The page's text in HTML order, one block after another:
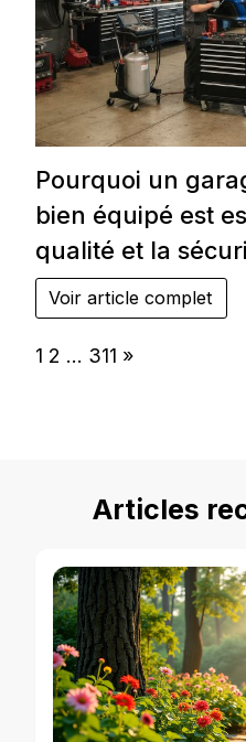
Pourquoi un
bien équipé est
qualité et la
Voir article complet
Page:
1 2 … 311 Next
»
Articles